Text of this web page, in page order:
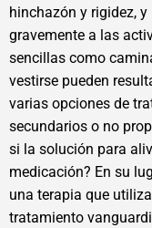
hinchazón y rigidez,
gravemente a las
sencillas como
vestirse pueden
varias opciones de
secundarios o no
si la solución para
medicación? En su
una terapia que
tratamiento